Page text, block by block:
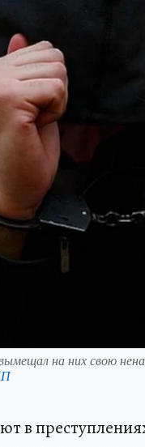
на них свою
в